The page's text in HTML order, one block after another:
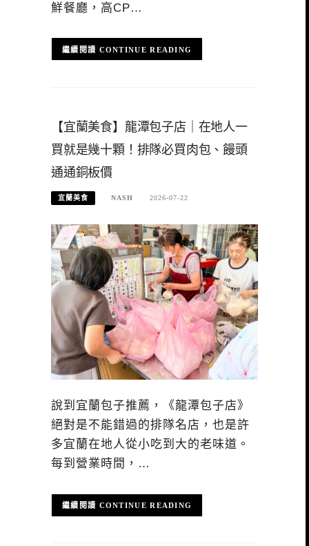
鮮餐廳，高CP…
CONTINUE READING
【宜蘭美食】龍潭包子店｜在地人一
買就是幾十顆！排隊必買肉包、饅頭
通通銅板價
宜蘭美食 NASH 2026-07-22
說到宜蘭包子推薦，《龍潭包子店》
絕對是不能錯過的排隊名店，也是許
多宜蘭在地人從小吃到大的老味道。
每到營業時間，…
CONTINUE READING